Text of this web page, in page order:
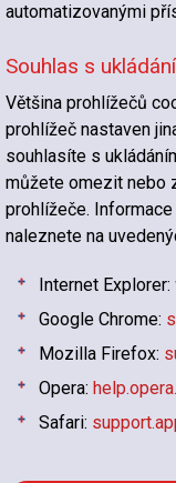
automatizovanými
Souhlas s
Většina prohlížečů
prohlížeč nastaven
souhlasíte s
můžete omezit nebo
prohlížeče.
naleznete na
Internet Explorer:
Google Chrome:
Mozilla Firefox:
Opera:
Safari: